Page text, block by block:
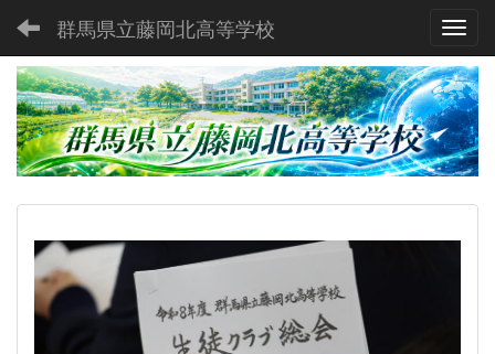
群馬県立藤岡北高等学校
p
r
e
n